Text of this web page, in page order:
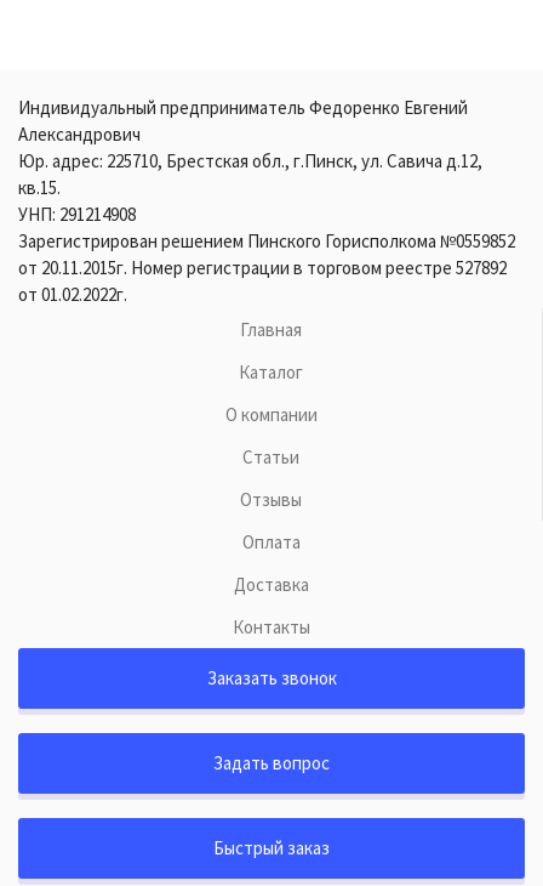
Индивидуальный предприниматель Федоренко Евгений
Александрович
Юр. адрес: 225710, Брестская обл., г.Пинск, ул. Савича д.12,
кв.15.
УНП: 291214908
Зарегистрирован решением Пинского Горисполкома №0559852
от 20.11.2015г. Номер регистрации в торговом реестре 527892
от 01.02.2022г.
Главная
Каталог
О компании
Статьи
Отзывы
Оплата
Доставка
Контакты
Заказать звонок
Задать вопрос
Быстрый заказ